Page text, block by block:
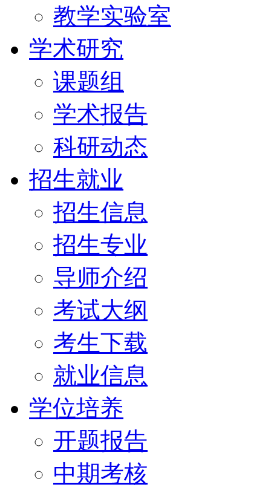
教学实验室
学术研究
课题组
学术报告
科研动态
招生就业
招生信息
招生专业
导师介绍
考试大纲
考生下载
就业信息
学位培养
开题报告
中期考核